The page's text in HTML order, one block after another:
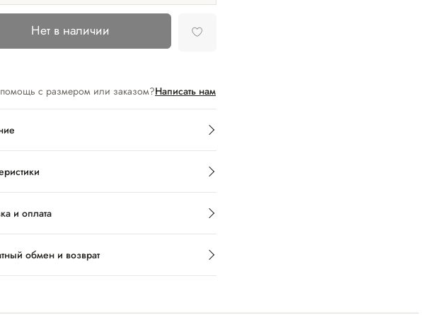
Нет в наличии
с размером или заказом?Написать нам
и оплата
обмен и возврат